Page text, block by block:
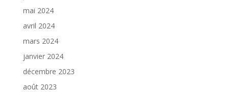
mai 2024
avril 2024
mars 2024
janvier 2024
décembre 2023
août 2023